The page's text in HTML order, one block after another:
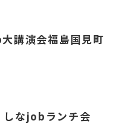
講演会福島国見町
なjobランチ会